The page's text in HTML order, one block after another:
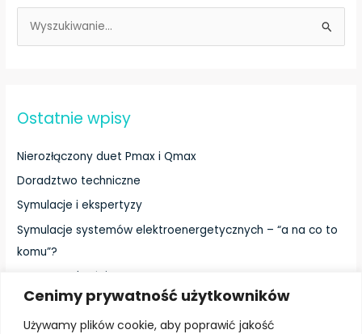
Cenimy prywatność użytkowników
Używamy plików cookie, aby poprawić jakość
z
a
d
l
a
:
Ostatnie wpisy
Nierozłączony duet Pmax i Qmax
Doradztwo techniczne
Symulacje i ekspertyzy
Symulacje systemów elektroenergetycznych – “a na co to
komu”?
Testy Zgodności